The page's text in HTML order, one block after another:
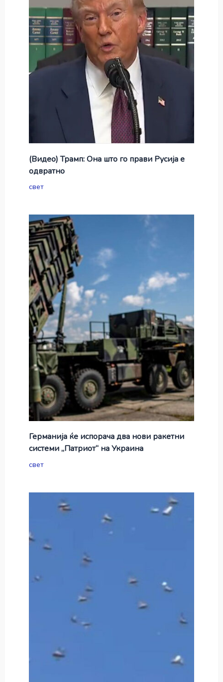
(Видео) Трамп: Она што го прави Русија е
одвратно
свет
Германија ќе испорача два нови ракетни
системи „Патриот“ на Украина
свет